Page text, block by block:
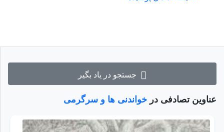
جستجو در یاد بگیر
عناوین تصادفی در خواندنی ها و سرگرمی